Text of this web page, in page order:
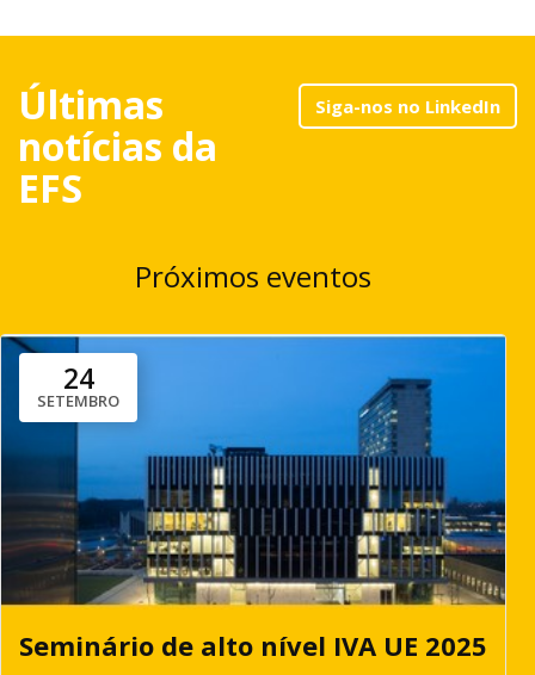
Siga-nos no LinkedIn
Últimas
notícias da
EFS
Próximos eventos
24
SETEMBRO
Seminário de alto nível IVA UE 2025